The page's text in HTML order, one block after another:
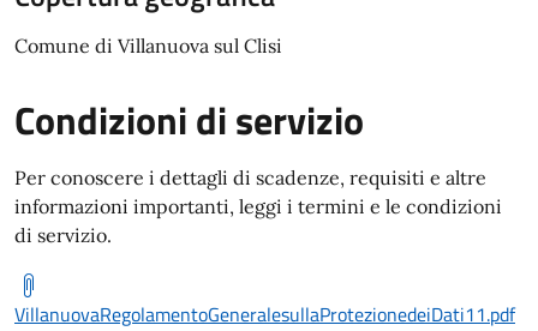
Comune di Villanuova sul Clisi
Condizioni di servizio
Per conoscere i dettagli di scadenze, requisiti e altre
informazioni importanti, leggi i termini e le condizioni
di servizio.
VillanuovaRegolamentoGeneralesullaProtezionedeiDati11.pdf